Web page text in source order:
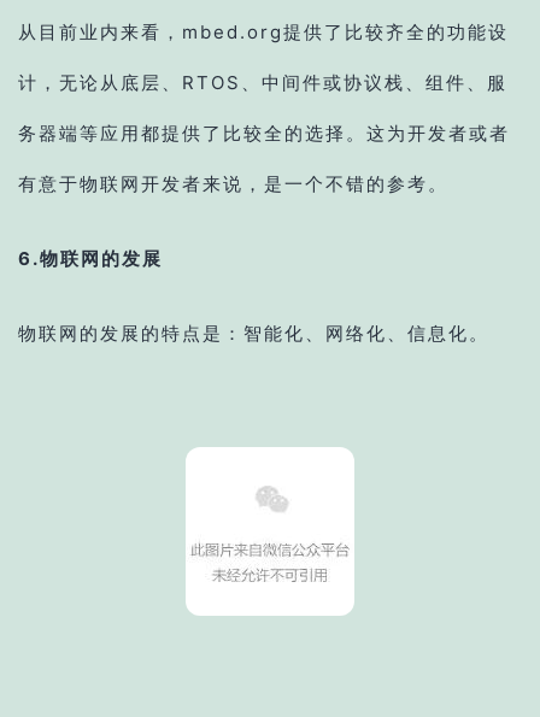
从目前业内来看，mbed.org提供了比较齐全的功能设
计，无论从底层、RTOS、中间件或协议栈、组件、服
务器端等应用都提供了比较全的选择。这为开发者或者
有意于物联网开发者来说，是一个不错的参考。
6.物联网的发展
物联网的发展的特点是：智能化、网络化、信息化。